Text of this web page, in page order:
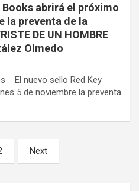
Books abrirá el próximo
la preventa de la
DE UN HOMBRE
Olmedo
El nuevo sello Red Key
5 de noviembre la preventa
Next